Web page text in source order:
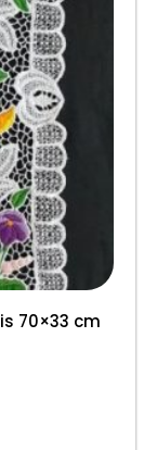
70×33 cm